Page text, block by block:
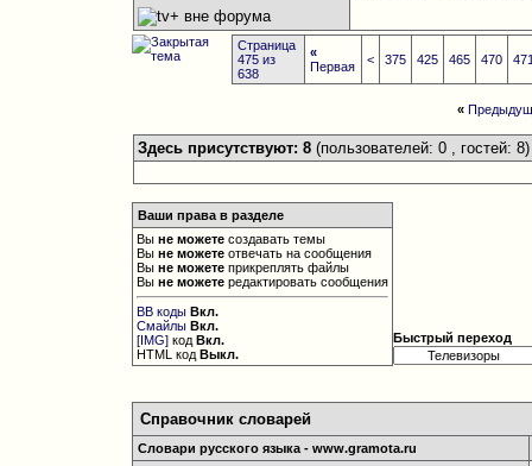
Страница
475 из
638
«
Первая
< 375 425 465 470
«
Здесь присутствуют: 8 (пользователей: 0 , гостей: 8)
Ваши права в разделе
Выне можете создавать темы
Выне можете отвечать на сообщения
Выне можете прикреплять файлы
Выне можете редактировать сообщения
BB коды Вкл.
Смайлы Вкл.
[IMG] кодВкл.
HTML кодВыкл.
Быстрый переход
Справочник словарей
Словари русского языка - www.gramota.ru